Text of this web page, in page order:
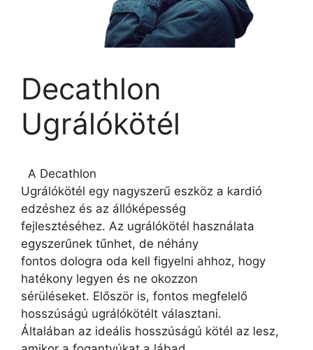
Decathlon
Ugrálókötél
A Decathlon
Ugrálókötél egy nagyszerű eszköz a kardió
edzéshez és az állóképesség
fejlesztéséhez. Az ugrálókötél használata
egyszerűnek tűnhet, de néhány
fontos dologra oda kell figyelni ahhoz, hogy
hatékony legyen és ne okozzon
sérüléseket. Először is, fontos megfelelő
hosszúságú ugrálókötélt választani.
Általában az ideális hosszúságú kötél az lesz,